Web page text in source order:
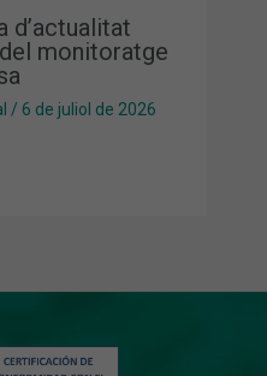
d’actualitat
monitoratge
/ 6 de juliol de 2026